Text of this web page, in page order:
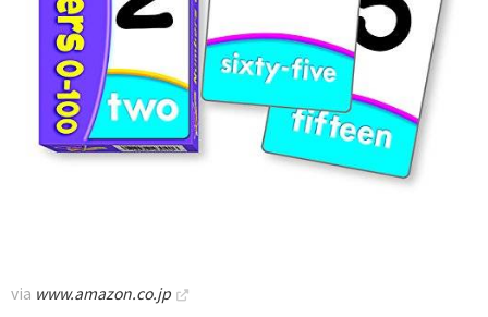
via www.amazon.co.jp